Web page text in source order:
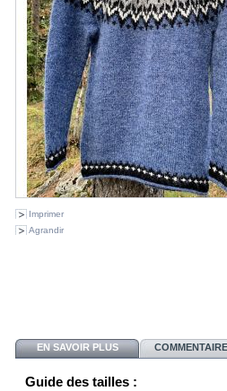
Imprimer
Agrandir
EN SAVOIR PLUS
Guide des tailles :